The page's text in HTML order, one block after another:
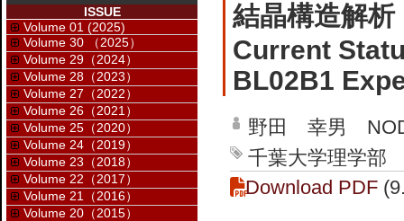
結晶構造解
Current
BL02B1
野田 幸男
千葉大学理学部
Download PDF
ISSUE
Volume 01 (2025)
Volume 30 （2025）
Volume 29（2024）
Volume 28（2023）
Volume 27（2022）
Volume 26（2021）
Volume 25（2020）
Volume 24（2019）
Volume 23（2018）
Volume 22（2017）
Volume 21（2016）
Volume 20（2015）